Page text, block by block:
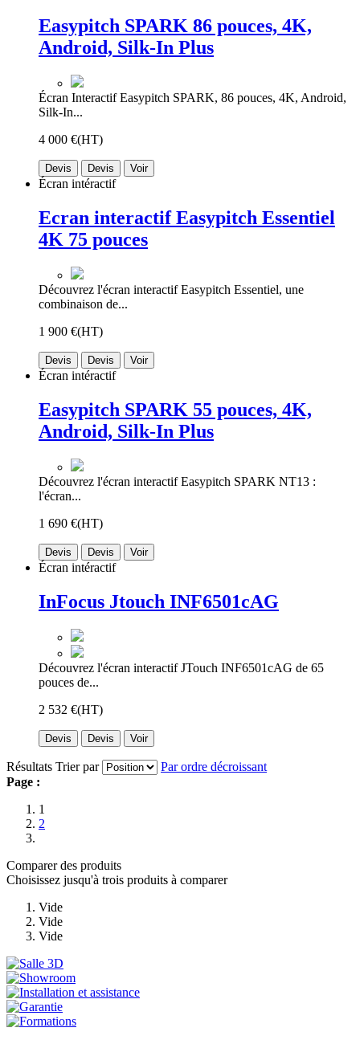
Easypitch SPARK 86 pouces, 4K,
Android, Silk-In Plus
Écran Interactif Easypitch SPARK, 86 pouces, 4K, Android,
Silk-In...
4 000 €(HT)
Devis Devis Voir
Écran intéractif
Ecran interactif Easypitch Essentiel
4K 75 pouces
Découvrez l'écran interactif Easypitch Essentiel, une
combinaison de...
1 900 €(HT)
Devis Devis Voir
Écran intéractif
Easypitch SPARK 55 pouces, 4K,
Android, Silk-In Plus
Découvrez l'écran interactif Easypitch SPARK NT13 :
l'écran...
1 690 €(HT)
Devis Devis Voir
Écran intéractif
InFocus Jtouch INF6501cAG
Découvrez l'écran interactif JTouch INF6501cAG de 65
pouces de...
2 532 €(HT)
Devis Devis Voir
Résultats Trier par
Par ordre décroissant
Page :
1
2
Comparer des produits
Choisissez jusqu'à trois produits à comparer
Vide
Vide
Vide